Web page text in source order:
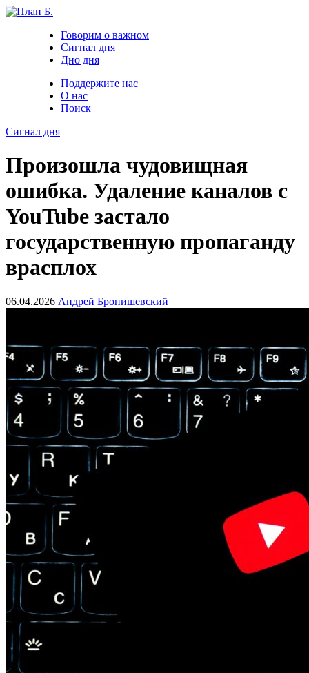
Говорим о важном
Сигнал дня
Дно дня
Поддержите нас
О нас
Поиск
Сигнал дня
Произошла чудовищная
ошибка. Удаление каналов с
YouTube застало
государственную пропаганду
врасплох
06.04.2026 Андрей Бронишевский